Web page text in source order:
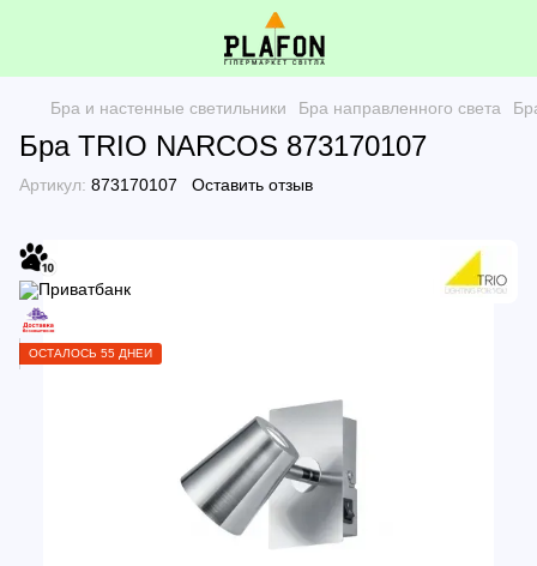
Бра и настенные светильники Бра направленного света
Бра TRIO NARCOS 873170107
Артикул: 873170107 Оставить отзыв
ОСТАЛОСЬ 55 ДНЕЙ